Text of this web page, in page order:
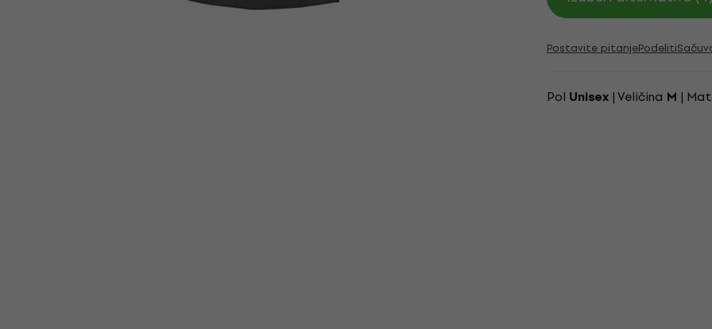
Postavite pitanjePodeliti
Pol Unisex | Veličina M |